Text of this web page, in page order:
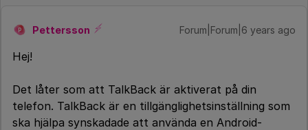
P Pettersson Forum|Forum|6 years ago
Hej!
Det låter som att TalkBack är aktiverat på din
telefon. TalkBack är en tillgänglighetsinställning som
ska hjälpa synskadade att använda en Android-